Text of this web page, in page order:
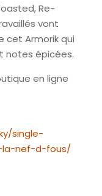
Re-
vont
Armorik qui
notes épicées.
en ligne
single-
la-nef-d-fous/